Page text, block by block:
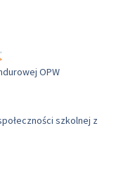
OPW
szkolnej z